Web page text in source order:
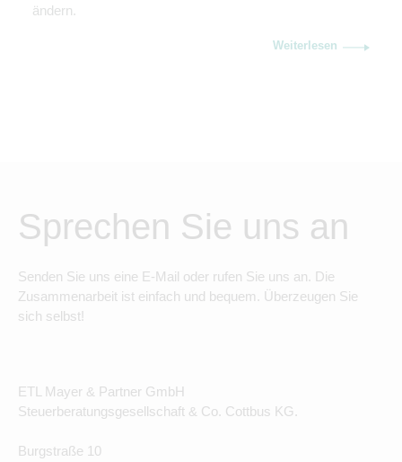
ändern.
Weiterlesen
Sprechen Sie uns an
Senden Sie uns eine E-Mail oder rufen Sie uns an. Die
Zusammenarbeit ist einfach und bequem. Überzeugen Sie
sich selbst!
ETL Mayer & Partner GmbH
Steuerberatungsgesellschaft & Co. Cottbus KG.
Burgstraße 10